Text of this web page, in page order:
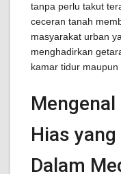
tanpa perlu takut
ceceran tanah
masyarakat urban
menghadirkan
kamar tidur maupun
Hias
Dalam